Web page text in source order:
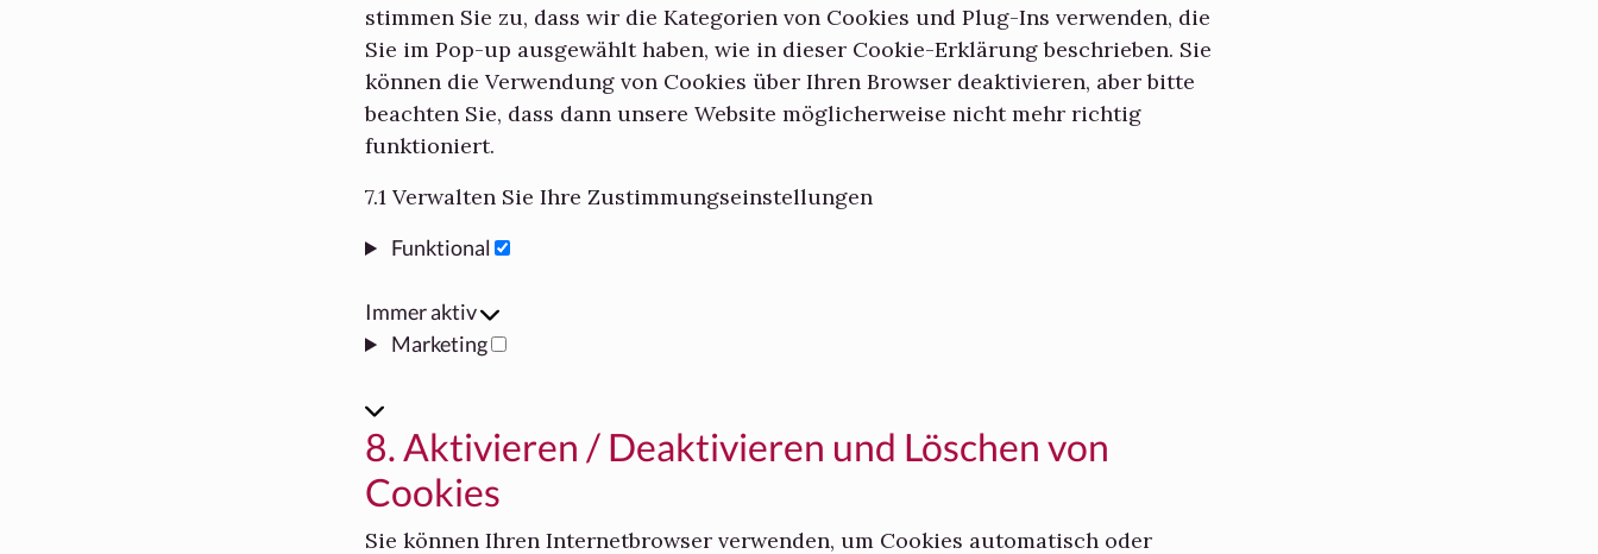
stimmen Sie zu, dass wir die Kategorien von Cookies und Plug-Ins verwenden, die
Sie im Pop-up ausgewählt haben, wie in dieser Cookie-Erklärung beschrieben. Sie
können die Verwendung von Cookies über Ihren Browser deaktivieren, aber bitte
beachten Sie, dass dann unsere Website möglicherweise nicht mehr richtig
funktioniert.
7.1 Verwalten Sie Ihre Zustimmungseinstellungen
Funktional
Immer aktiv
Marketing
8. Aktivieren / Deaktivieren und Löschen von
Cookies
Sie können Ihren Internetbrowser verwenden, um Cookies automatisch oder